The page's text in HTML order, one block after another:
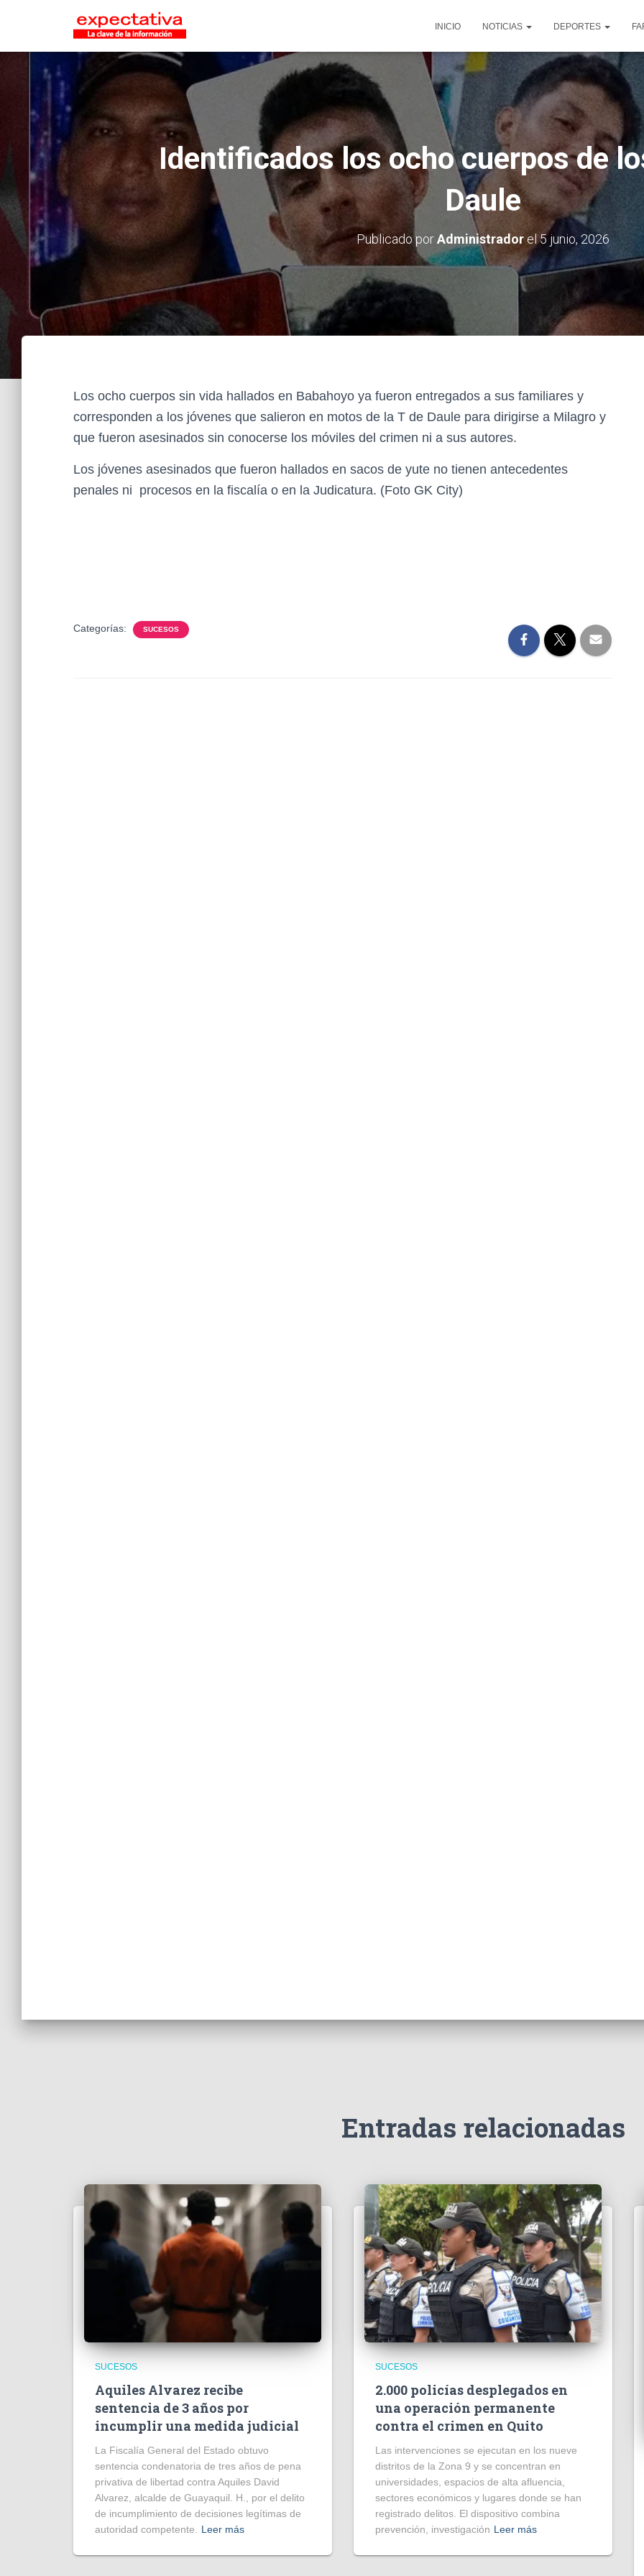
INICIO NOTICIAS DEPORTES
Identificados los ocho cuerpos de
Daule
Publicado porAdministrador el5 junio, 2026
Los ocho cuerpos sin vida hallados en Babahoyo ya fueron entregados a sus familiares y
corresponden a los jóvenes que salieron en motos de la T de Daule para dirigirse a Milagro y
que fueron asesinados sin conocerse los móviles del crimen ni a sus autores.
Los jóvenes asesinados que fueron hallados en sacos de yute no tienen antecedentes
penales ni procesos en la fiscalía o en la Judicatura. (Foto GK City)
Categorías: SUCESOS
Entradas relacionadas
SUCESOS
Aquiles Alvarez recibe
sentencia de 3 años por
incumplir una medida judicial
La Fiscalía General del Estado obtuvo
sentencia condenatoria de tres años de pena
privativa de libertad contra Aquiles David
Alvarez, alcalde de Guayaquil. H., por el delito
de incumplimiento de decisiones legítimas de
autoridad competente. Leer más
SUCESOS
2.000 policías desplegados en
una operación permanente
contra el crimen en Quito
Las intervenciones se ejecutan en los nueve
distritos de la Zona 9 y se concentran en
universidades, espacios de alta afluencia,
sectores económicos y lugares donde se han
registrado delitos. El dispositivo combina
prevención, investigación Leer más